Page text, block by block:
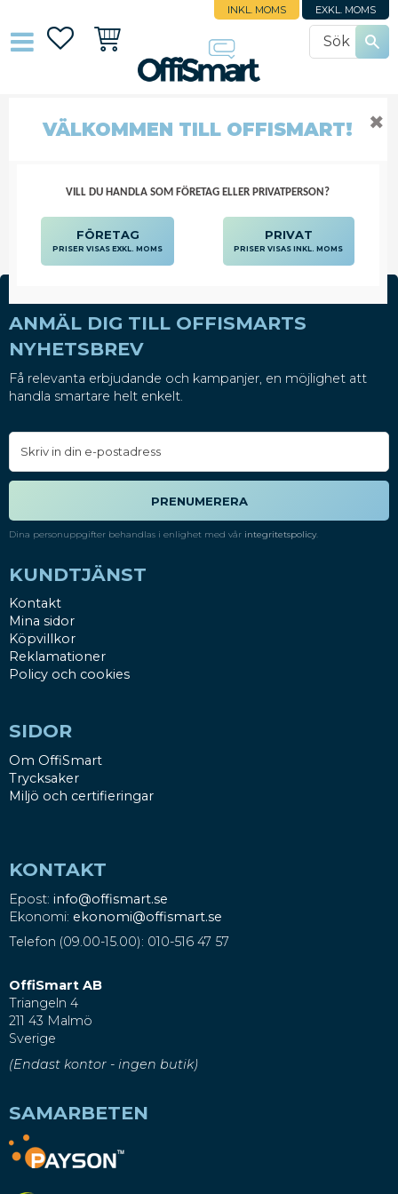
INKL. MOMS EXKL. MOMS
FavoriterKundvagn
DATORPRODUKTER"
ANMÄL DIG TILL OFFISMARTS
NYHETSBREV
Få relevanta erbjudande och kampanjer, en möjlighet att
handla smartare helt enkelt.
PRENUMERERA
Dina personuppgifter behandlas i enlighet med vår integritetspolicy.
KUNDTJÄNST
Kontakt
Mina sidor
Köpvillkor
Reklamationer
Policy och cookies
SIDOR
Om OffiSmart
Trycksaker
Miljö och certifieringar
KONTAKT
Epost: info@offismart.se
Ekonomi: ekonomi@offismart.se
Telefon (09.00-15.00): 010-516 47 57
OffiSmart AB
Triangeln 4
211 43 Malmö
Sverige
(Endast kontor - ingen butik)
SAMARBETEN
VÄLKOMMEN TILL OFFISMART!
VILL DU HANDLA SOM FÖRETAG ELLER PRIVATPERSON?
FÖRETAG
PRISER VISAS EXKL. MOMS
PRIVAT
PRISER VISAS INKL. MOMS
✖